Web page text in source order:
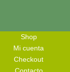
Shop
Mi cuenta
Checkout
Contacto